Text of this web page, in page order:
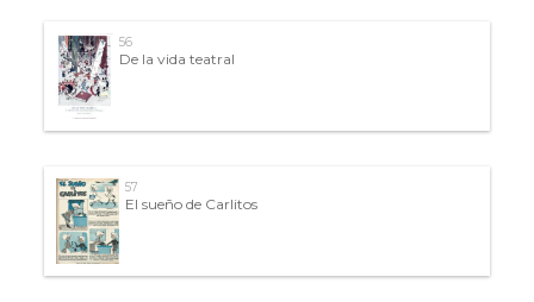
56
De la vida teatral
57
El sueño de Carlitos